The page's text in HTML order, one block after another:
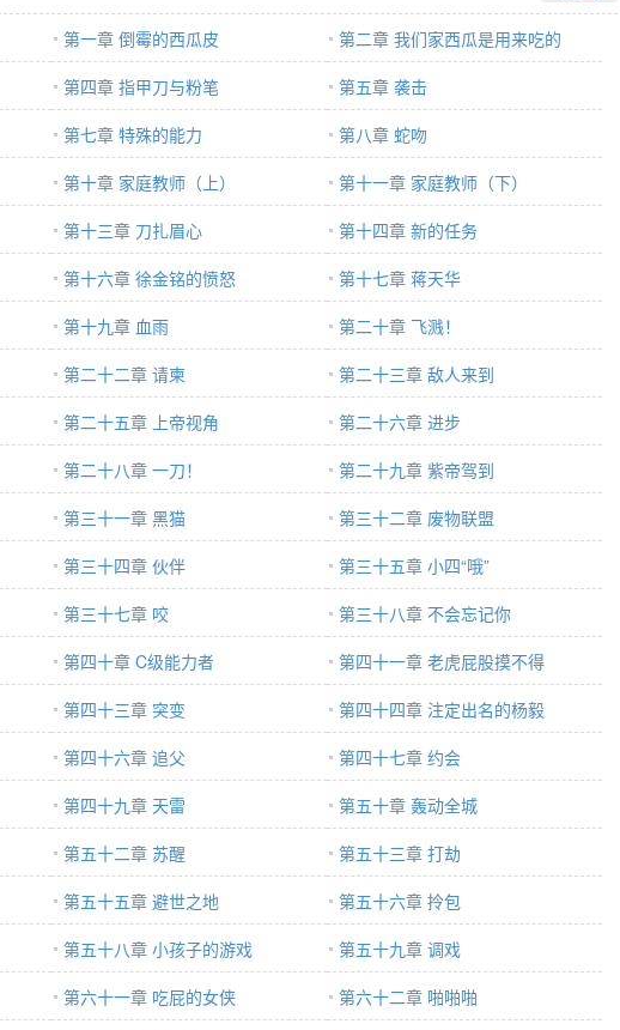
第一章 倒霉的西瓜皮
第二章 我们家西瓜是用来吃的
第四章 指甲刀与粉笔
第五章 袭击
第七章 特殊的能力
第八章 蛇吻
第十章 家庭教师（上）
第十一章 家庭教师（下）
第十三章 刀扎眉心
第十四章 新的任务
第十六章 徐金铭的愤怒
第十七章 蒋天华
第十九章 血雨
第二十章 飞溅！
第二十二章 请柬
第二十三章 敌人来到
第二十五章 上帝视角
第二十六章 进步
第二十八章 一刀！
第二十九章 紫帝驾到
第三十一章 黑猫
第三十二章 废物联盟
第三十四章 伙伴
第三十五章 小四“哦”
第三十七章 咬
第三十八章 不会忘记你
第四十章 C级能力者
第四十一章 老虎屁股摸不得
第四十三章 突变
第四十四章 注定出名的杨毅
第四十六章 追父
第四十七章 约会
第四十九章 天雷
第五十章 轰动全城
第五十二章 苏醒
第五十三章 打劫
第五十五章 避世之地
第五十六章 拎包
第五十八章 小孩子的游戏
第五十九章 调戏
第六十一章 吃屁的女侠
第六十二章 啪啪啪